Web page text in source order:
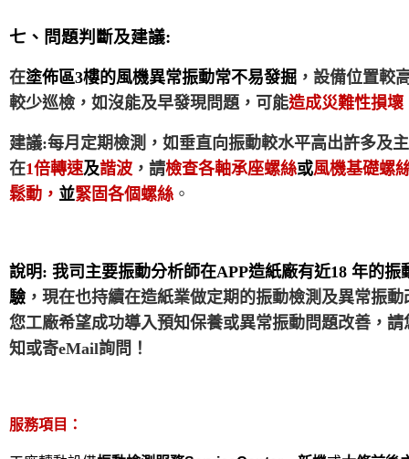
七、問題判斷及建議:
在塗佈區3樓的風機異常振動常不易發掘 ，設備位置較
較少巡檢，如沒能及早發現問題，可能造成災難性損壞
建議:每月定期檢測，如垂直向振動較水平高出許多及
在1倍轉速及諧波 ，請檢查各軸承座螺絲或風機基礎螺
鬆動， 並緊固各個螺絲 。
說明: 我司主要振動分析師在APP造紙廠有近18 年的振
驗，現在也持續在造紙業做定期的振動檢測及異常振動
您工廠希望成功導入預知保養或異常振動問題改善，請
知或寄eMail詢問！
服務項目：